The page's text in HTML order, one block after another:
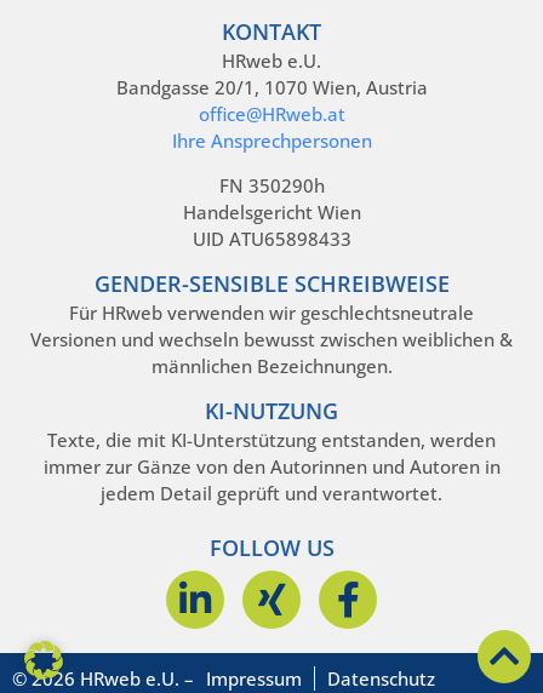
KONTAKT
HRweb e.U.
Bandgasse 20/1, 1070 Wien, Austria
office@HRweb.at
Ihre Ansprechpersonen
FN 350290h
Handelsgericht Wien
UID ATU65898433
GENDER-SENSIBLE SCHREIBWEISE
Für HRweb verwenden wir geschlechtsneutrale
Versionen und wechseln bewusst zwischen weiblichen &
männlichen Bezeichnungen.
KI-NUTZUNG
Texte, die mit KI-Unterstützung entstanden, werden
immer zur Gänze von den Autorinnen und Autoren in
jedem Detail geprüft und verantwortet.
FOLLOW US
© 2026 HRweb e.U. – Impressum Datenschutz